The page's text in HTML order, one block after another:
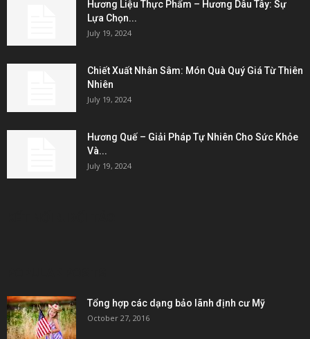
Hương Liệu Thực Phẩm – Hương Dâu Tây: Sự
Lựa Chọn...
July 19, 2024
Chiết Xuất Nhân Sâm: Món Quà Quý Giá Từ Thiên
Nhiên
July 19, 2024
Hương Quế – Giải Pháp Tự Nhiên Cho Sức Khỏe
Và...
July 19, 2024
Tổng hợp các dạng bảo lãnh định cư Mỹ
October 27, 2016